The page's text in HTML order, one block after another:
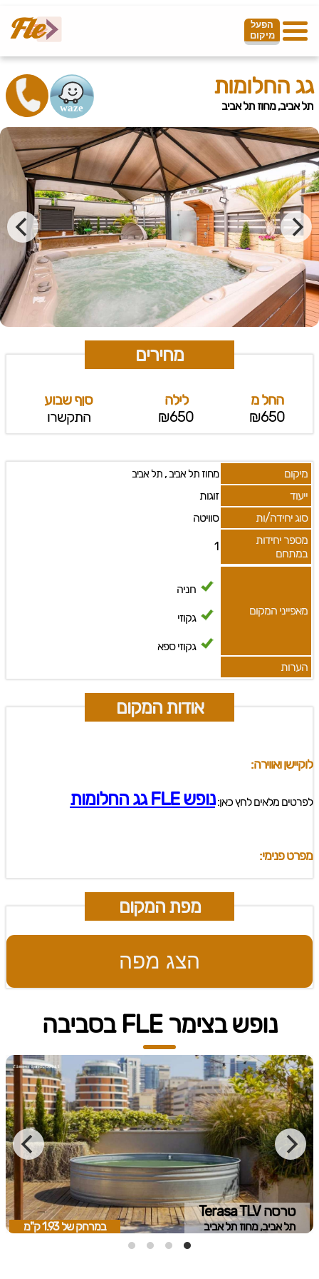
הפעל
מיקום
גג החלומות
תל אביב, מחוז תל אביב
מחירים
החל מ
₪650
לילה
₪650
סןף שבוע
התקשרו
מיקום מחוז תל אביב, תל אביב
ייעוד
זוגות
סוג יחידה/ות
סוויטה
מספר יחידות
במתחם
1
מאפייני המקום
חניה
גקוזי
גקוזי ספא
הערות
אודות המקום
לוקיישן ואווירה:
לפרטים מלאים לחץ כאן:נופש FLE גג החלומות
מפרט פנימי:
מפת המקום
הצג מפה
נופש בצימר FLE בסביבה
טרסה Terasa TLV
תל אביב, מחוז תל אביב במרחק של 1.93 ק"מ